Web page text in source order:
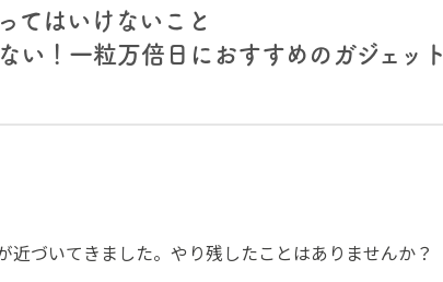
てはいけないこと
い！一粒万倍日におすすめのガジェット
近づいてきました。やり残したことはありませんか？